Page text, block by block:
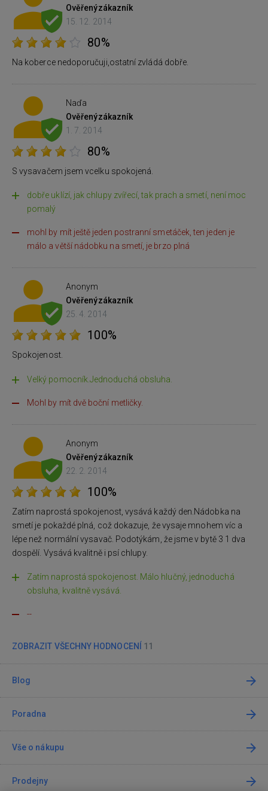
Ověřenýzákazník
15. 12. 2014
80%
Na koberce nedoporučuji,ostatní zvládá dobře.
Naďa
Ověřenýzákazník
1. 7. 2014
80%
S vysavačem jsem vcelku spokojená.
dobře uklízí, jak chlupy zvířecí, tak prach a smetí, není moc
pomalý
mohl by mít ještě jeden postranní smetáček, ten jeden je
málo a větší nádobku na smetí, je brzo plná
Anonym
Ověřenýzákazník
25. 4. 2014
100%
Spokojenost.
Velký pomocník.Jednoduchá obsluha.
Mohl by mít dvě boční metličky.
Anonym
Ověřenýzákazník
22. 2. 2014
100%
Zatím naprostá spokojenost, vysává každý den.Nádobka na
smetí je pokaždé plná, což dokazuje, že vysaje mnohem víc a
lépe než normální vysavač. Podotýkám, že jsme v bytě 3 1 dva
dospělí. Vysává kvalitně i psí chlupy.
Zatím naprostá spokojenost. Málo hlučný, jednoduchá
obsluha, kvalitně vysává.
--
ZOBRAZIT VŠECHNY HODNOCENÍ 11
Blog
Poradna
Vše o nákupu
Prodejny